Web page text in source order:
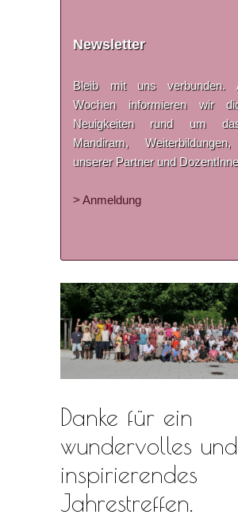
Newsletter
Bleib mit uns verbunden.
Wochen informieren wir
Neuigkeiten rund um
Mandiram,
unserer Partner und
> Anmeldung
Danke für ein
wundervolles und
inspirierendes
Jahrestreffen.